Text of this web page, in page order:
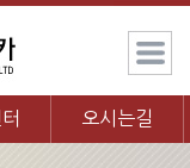
오시는길